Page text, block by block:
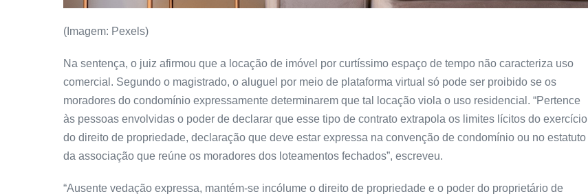
(Imagem: Pexels)
Na sentença, o juiz afirmou que a locação de imóvel por curtíssimo espaço de tempo não caracteriza uso
comercial. Segundo o magistrado, o aluguel por meio de plataforma virtual só pode ser proibido se os
moradores do condomínio expressamente determinarem que tal locação viola o uso residencial. “Pertence
às pessoas envolvidas o poder de declarar que esse tipo de contrato extrapola os limites lícitos do exercício
do direito de propriedade, declaração que deve estar expressa na convenção de condomínio ou no estatuto
da associação que reúne os moradores dos loteamentos fechados”, escreveu.
“Ausente vedação expressa, mantém-se incólume o direito de propriedade e o poder do proprietário de